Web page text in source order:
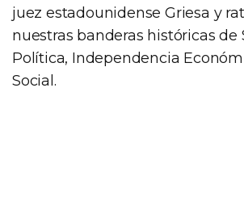
juez estadounidense Griesa y
nuestras banderas históricas de
Política, Independencia
Social.